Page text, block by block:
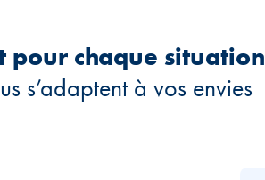
pour chaque situation
s’adaptent à vos envies